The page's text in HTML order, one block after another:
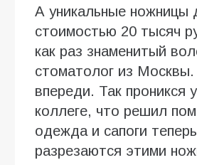
А уникальные ножницы
стоимостью 20 тысяч
как раз знаменитый
стоматолог из
впереди. Так проникся
коллеге, что решил
одежда и сапоги теперь
разрезаются этими